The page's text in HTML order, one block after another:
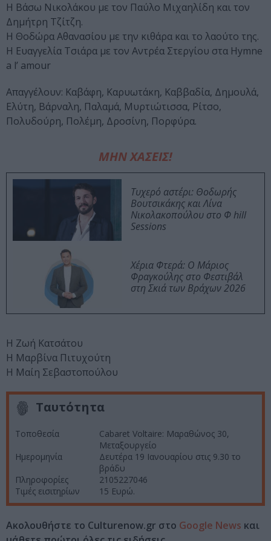
Η Βάσω Νικολάκου με τον Παύλο Μιχαηλίδη και τον
Δημήτρη Τζίτζη.
Η Θοδώρα Αθανασίου με την κιθάρα και το λαούτο της.
Η Ευαγγελία Τσιάρα με τον Αντρέα Στεργίου στα Hymne
a l’ amour
Απαγγέλουν: Καβάφη, Καρυωτάκη, Καββαδία, Δημουλά,
Ελύτη, Βάρναλη, Παλαμά, Μυρτιώτισσα, Ρίτσο,
Πολυδούρη, Πολέμη, Δροσίνη, Πορφύρα.
ΜΗΝ ΧΑΣΕΙΣ!
Τυχερό αστέρι: Θοδωρής
Βουτσικάκης και Λίνα
Νικολακοπούλου στο Φ hill
Sessions
Χέρια Φτερά: Ο Μάριος
Φραγκούλης στο Φεστιβάλ
στη Σκιά των Βράχων 2026
Η Ζωή Κατσάτου
Η Μαρβίνα Πιτυχούτη
Η Μαίη Σεβαστοπούλου
Ταυτότητα
Τοποθεσία
Cabaret Voltaire: Μαραθώνος 30,
Μεταξουργείο
Ημερομηνία
Δευτέρα 19 Ιανουαρίου στις 9.30 το
βράδυ
Πληροφορίες
2105227046
Τιμές εισιτηρίων
15 Ευρώ.
Ακολουθήστε το Culturenow.gr στο Google News και